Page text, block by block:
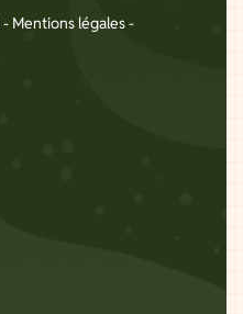
- Mentions légales-